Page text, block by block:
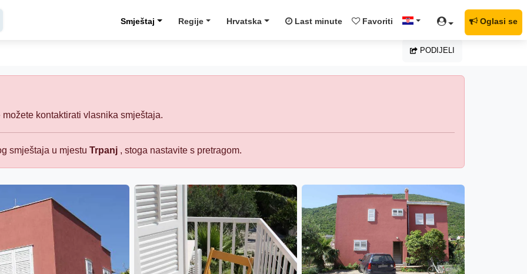
Smještaj Regije Hrvatska Last minute Favoriti Oglasi se
PODIJELI
kontaktirati vlasnika smještaja.
smještaja u mjestu Trpanj , stoga nastavite s pretragom.